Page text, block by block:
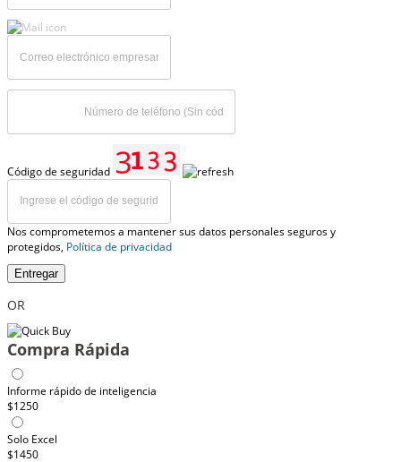
Código de seguridad
Nos comprometemos a mantener sus datos personales seguros y
protegidos, Política de privacidad
Entregar
OR
Compra Rápida
Informe rápido de inteligencia
$1250
Solo Excel
$1450